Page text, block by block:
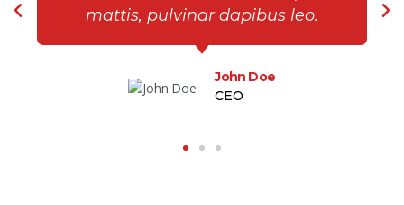
mattis, pulvinar dapibus leo.
John Doe
CEO